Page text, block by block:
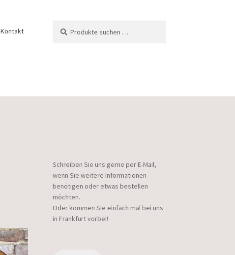
Kontakt
nach:
Schreiben Sie uns gerne per E-Mail,
wenn Sie weitere Informationen
benötigen oder etwas bestellen
möchten.
Oder kommen Sie einfach mal bei uns
in Frankfurt vorbei!